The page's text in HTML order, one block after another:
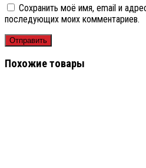
Сохранить моё имя, email и
последующих моих комментариев.
Похожие товары